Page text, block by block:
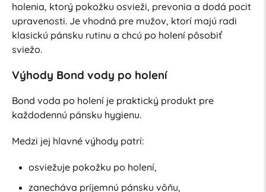
holenia, ktorý pokožku osvieži, prevonia a dodá pocit
upravenosti. Je vhodná pre mužov, ktorí majú radi
klasickú pánsku rutinu a chcú po holení pôsobiť
sviežo.
Výhody Bond vody po holení
Bond voda po holení je praktický produkt pre
každodennú pánsku hygienu.
Medzi jej hlavné výhody patrí:
osviežuje pokožku po holení,
zanecháva príjemnú pánsku vôňu,